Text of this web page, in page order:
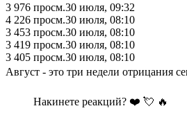
3 976 просм.30 июля, 09:32
4 226 просм.30 июля, 08:10
3 453 просм.30 июля, 08:10
3 419 просм.30 июля, 08:10
3 405 просм.30 июля, 08:10
Август - это три недели отрицания
Накинете реакций? ❤️ 💘 🔥